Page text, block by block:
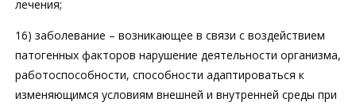
лечения;
16) заболевание – возникающее в связи с воздействием
патогенных факторов нарушение деятельности организма,
работоспособности, способности адаптироваться к
изменяющимся условиям внешней и внутренней среды при